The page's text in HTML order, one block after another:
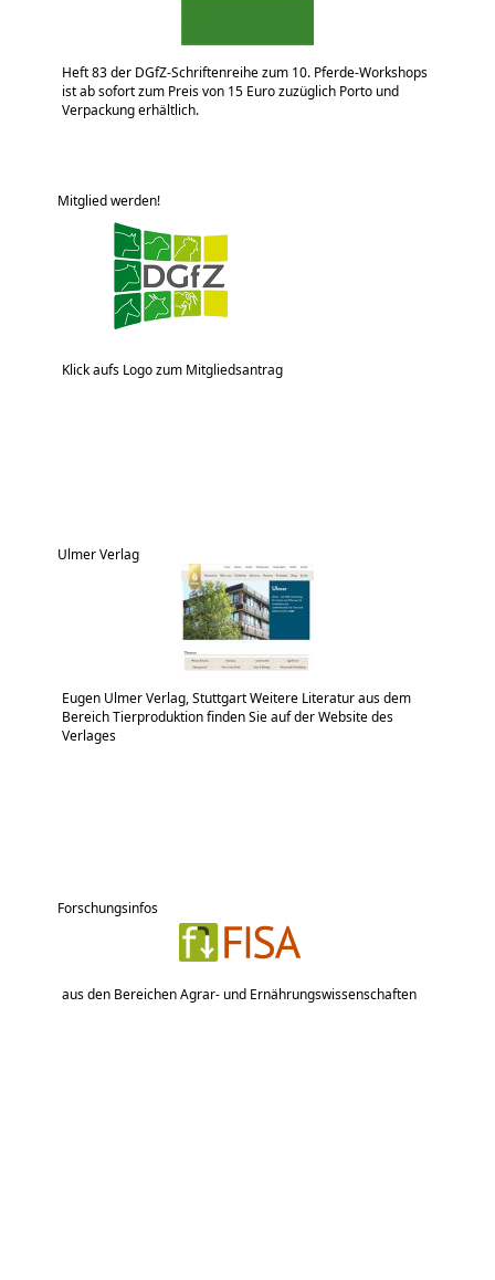
Heft 83 der DGfZ-Schriftenreihe zum 10. Pferde-Workshops
ist ab sofort zum Preis von 15 Euro zuzüglich Porto und
Verpackung erhältlich.
Mitglied werden!
Klick aufs Logo zum Mitgliedsantrag
Ulmer Verlag
Eugen Ulmer Verlag, Stuttgart Weitere Literatur aus dem
Bereich Tierproduktion finden Sie auf der Website des
Verlages
Forschungsinfos
aus den Bereichen Agrar- und Ernährungswissenschaften